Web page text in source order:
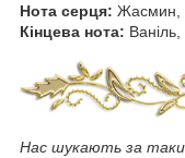
Нота серця: Жасмин,
Кінцева нота:
Нас шукають за